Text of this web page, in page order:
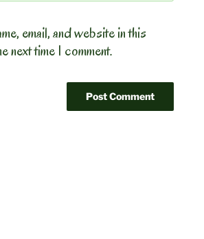
email, and website in this
next time I comment.